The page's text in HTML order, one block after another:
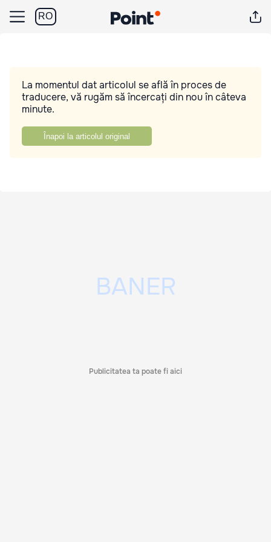
RO
La momentul dat articolul se află în proces de
traducere, vă rugăm să încercați din nou în câteva
minute.
Înapoi la articolul original
Publicitatea ta poate fi aici